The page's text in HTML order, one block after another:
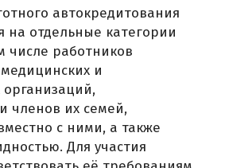
автокредитования
на отдельные категории
числе работников
и
членов их семей,
с ними, а также
Для участия